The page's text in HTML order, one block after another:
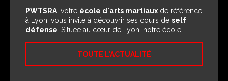
PWTSRA , votre école d'arts martiaux de référence
à Lyon, vous invite à découvrir ses cours de self
défense . Située au cœur de Lyon, notre école…
TOUTE L'ACTUALITÉ